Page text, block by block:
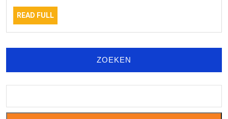
voor
Cultuur,
Shoppen
en
Ervaringen
READ FULL
FULL
ZOEKEN